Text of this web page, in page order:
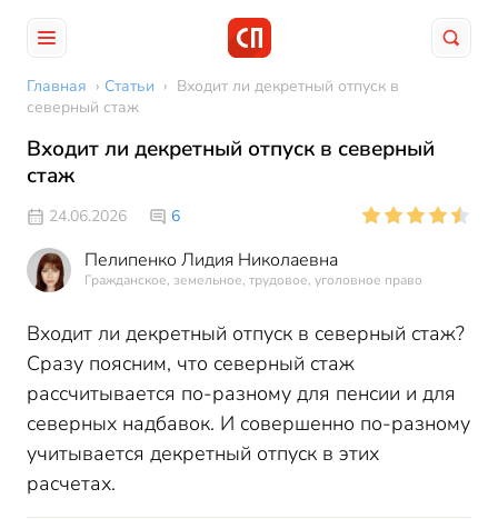
Главная › Статьи › Входит ли декретный отпуск в
северный стаж
Входит ли декретный отпуск в северный
стаж
24.06.2026 6
Пелипенко Лидия Николаевна
Гражданское, земельное, трудовое, уголовное право
Входит ли декретный отпуск в северный стаж?
Сразу поясним, что северный стаж
рассчитывается по-разному для пенсии и для
северных надбавок. И совершенно по-разному
учитывается декретный отпуск в этих
расчетах.